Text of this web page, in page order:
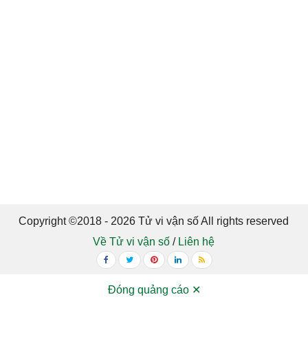
Copyright ©2018 - 2026 Tử vi vận số All rights reserved
Về Tử vi vận số / Liên hệ
Đóng quảng cáo ✕